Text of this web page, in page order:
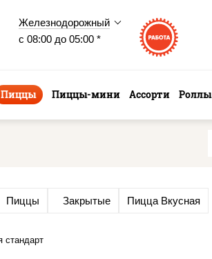
Железнодорожный
с 08:00 до 05:00 *
Пиццы Пиццы-мини Ассорти Роллы
Пиццы Закрытые Пицца Вкусная